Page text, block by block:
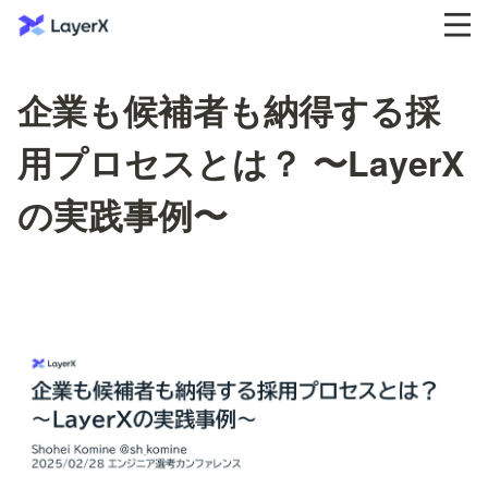
企業も候補者も納得する採
用プロセスとは？ 〜LayerX
の実践事例〜